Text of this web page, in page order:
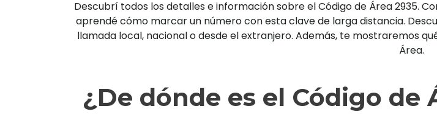
Descubrí todos los detalles e información sobre el Código de Área 2935.
aprendé cómo marcar un número con esta clave de larga distancia.
llamada local, nacional o desde el extranjero. Además, te mostraremos
Área.
¿De dónde es el Código de